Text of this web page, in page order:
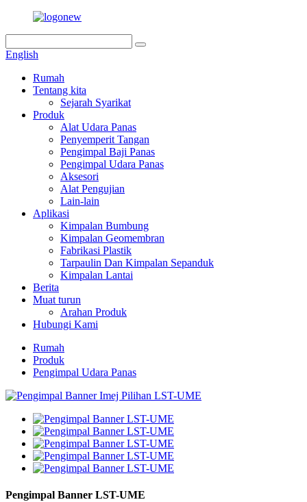
English
Rumah
Tentang kita
Sejarah Syarikat
Produk
Alat Udara Panas
Penyemperit Tangan
Pengimpal Baji Panas
Pengimpal Udara Panas
Aksesori
Alat Pengujian
Lain-lain
Aplikasi
Kimpalan Bumbung
Kimpalan Geomembran
Fabrikasi Plastik
Tarpaulin Dan Kimpalan Sepanduk
Kimpalan Lantai
Berita
Muat turun
Arahan Produk
Hubungi Kami
Rumah
Produk
Pengimpal Udara Panas
Pengimpal Banner LST-UME